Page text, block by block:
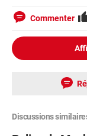
Commenter
Discussions